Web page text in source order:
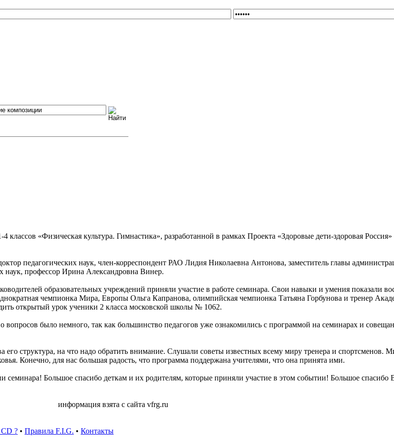
классов «Физическая культура. Гимнастика», разработанной в рамках Проекта «Здоровые дети-здоровая
педагогических наук, член-корреспондент РАО Лидия Николаевна Антонова, заместитель главы
наук, профессор Ирина Александровна Винер.
образовательных учреждений приняли участие в работе семинара. Свои навыки и умения
чемпионка Мира, Европы Ольга Капранова, олимпийская чемпионка Татьяна Горбунова и тренер
открытый урок ученики 2 класса московской школы № 1062.
вопросов было немного, так как большинство педагогов уже ознакомились с программой на семинарах и
его структура, на что надо обратить внимание. Слушали советы известных всему миру тренера и
Конечно, для нас большая радость, что программа поддержана учителями, что она принята ими.
семинара! Большое спасибо деткам и их родителям, которые приняли участие в этом событии! Большое
с сайта vfrg.ru
? • Правила F.I.G. • Контакты